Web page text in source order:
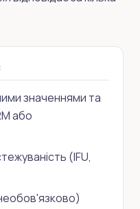
значеннями та
або
(IFU,